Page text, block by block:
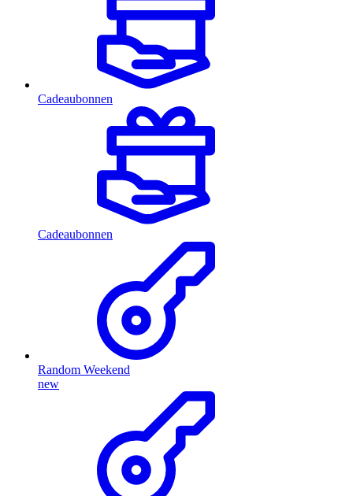
Cadeaubonnen
Cadeaubonnen
Random Weekend
new